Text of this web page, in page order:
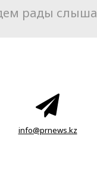
рады
info@prnews.kz